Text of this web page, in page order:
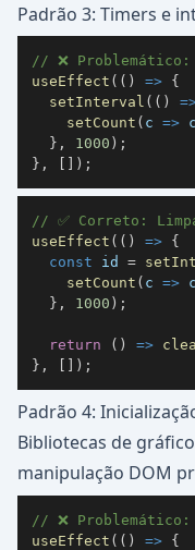
Padrão 3: Timers e
// ❌
useEffect ( ( ) => {
setInterval ( ( )
setCount ( c =>
} , 1000 ) ;
} , ) ;
// ✅ Correto:
useEffect ( ( ) => {
const id =
setCount ( c =>
} , 1000 ) ;
return ( ) =>
} , [ ] ) ;
Padrão 4:
Bibliotecas de
manipulação DOM
// ❌
useEffect ( ( ) => {